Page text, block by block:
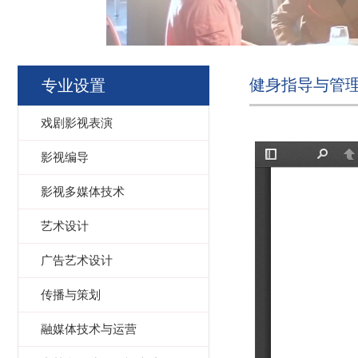
专业设置
戏剧影视表演
影视编导
影视多媒体技术
艺术设计
广告艺术设计
传播与策划
融媒体技术与运营
健身指导与管